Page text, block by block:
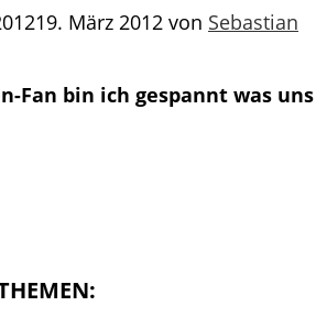
19. März 2012 von Sebastian
Fan bin ich gespannt was